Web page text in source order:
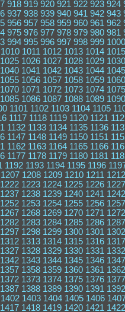
918 919 920 921 922 923 924
937 938 939 940 941 942 943
956 957 958 959 960 961 962
975 976 977 978 979 980 981
994 995 996 997 998 999 1000
1010 1011 1012 1013 1014 1015
1025 1026 1027 1028 1029 1030
1040 1041 1042 1043 1044 1045
1055 1056 1057 1058 1059 1060
1070 1071 1072 1073 1074 1075
1085 1086 1087 1088 1089 1090
1101 1102 1103 1104 1105
1117 1118 1119 1120 1121
1132 1133 1134 1135 1136
1147 1148 1149 1150 1151
1162 1163 1164 1165 1166
1177 1178 1179 1180 1181
1192 1193 1194 1195 1196
1207 1208 1209 1210 1211 1212
1222 1223 1224 1225 1226 1227
1237 1238 1239 1240 1241 1242
1252 1253 1254 1255 1256 1257
1267 1268 1269 1270 1271 1272
1282 1283 1284 1285 1286 1287
1297 1298 1299 1300 1301 1302
1312 1313 1314 1315 1316 1317
1327 1328 1329 1330 1331 1332
1342 1343 1344 1345 1346 1347
1357 1358 1359 1360 1361 1362
1372 1373 1374 1375 1376 1377
1387 1388 1389 1390 1391 1392
1402 1403 1404 1405 1406
1417 1418 1419 1420 1421 1422